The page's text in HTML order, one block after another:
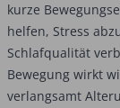
kurze
helfen, Stress
Schlafqualität
Bewegung wirkt
verlangsamt